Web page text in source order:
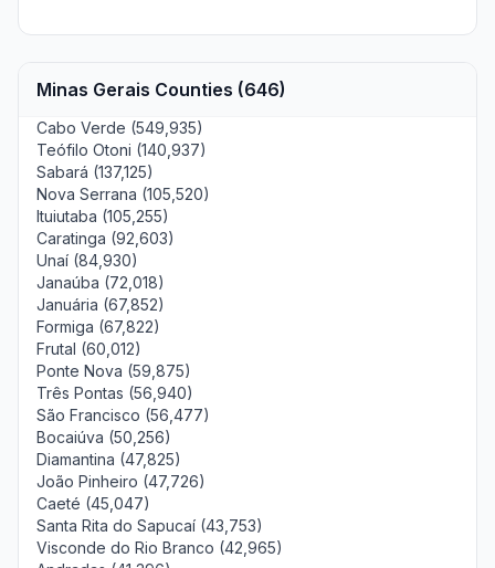
Minas Gerais Counties (646)
Cabo Verde (549,935)
Teófilo Otoni (140,937)
Sabará (137,125)
Nova Serrana (105,520)
Ituiutaba (105,255)
Caratinga (92,603)
Unaí (84,930)
Janaúba (72,018)
Januária (67,852)
Formiga (67,822)
Frutal (60,012)
Ponte Nova (59,875)
Três Pontas (56,940)
São Francisco (56,477)
Bocaiúva (50,256)
Diamantina (47,825)
João Pinheiro (47,726)
Caeté (45,047)
Santa Rita do Sapucaí (43,753)
Visconde do Rio Branco (42,965)